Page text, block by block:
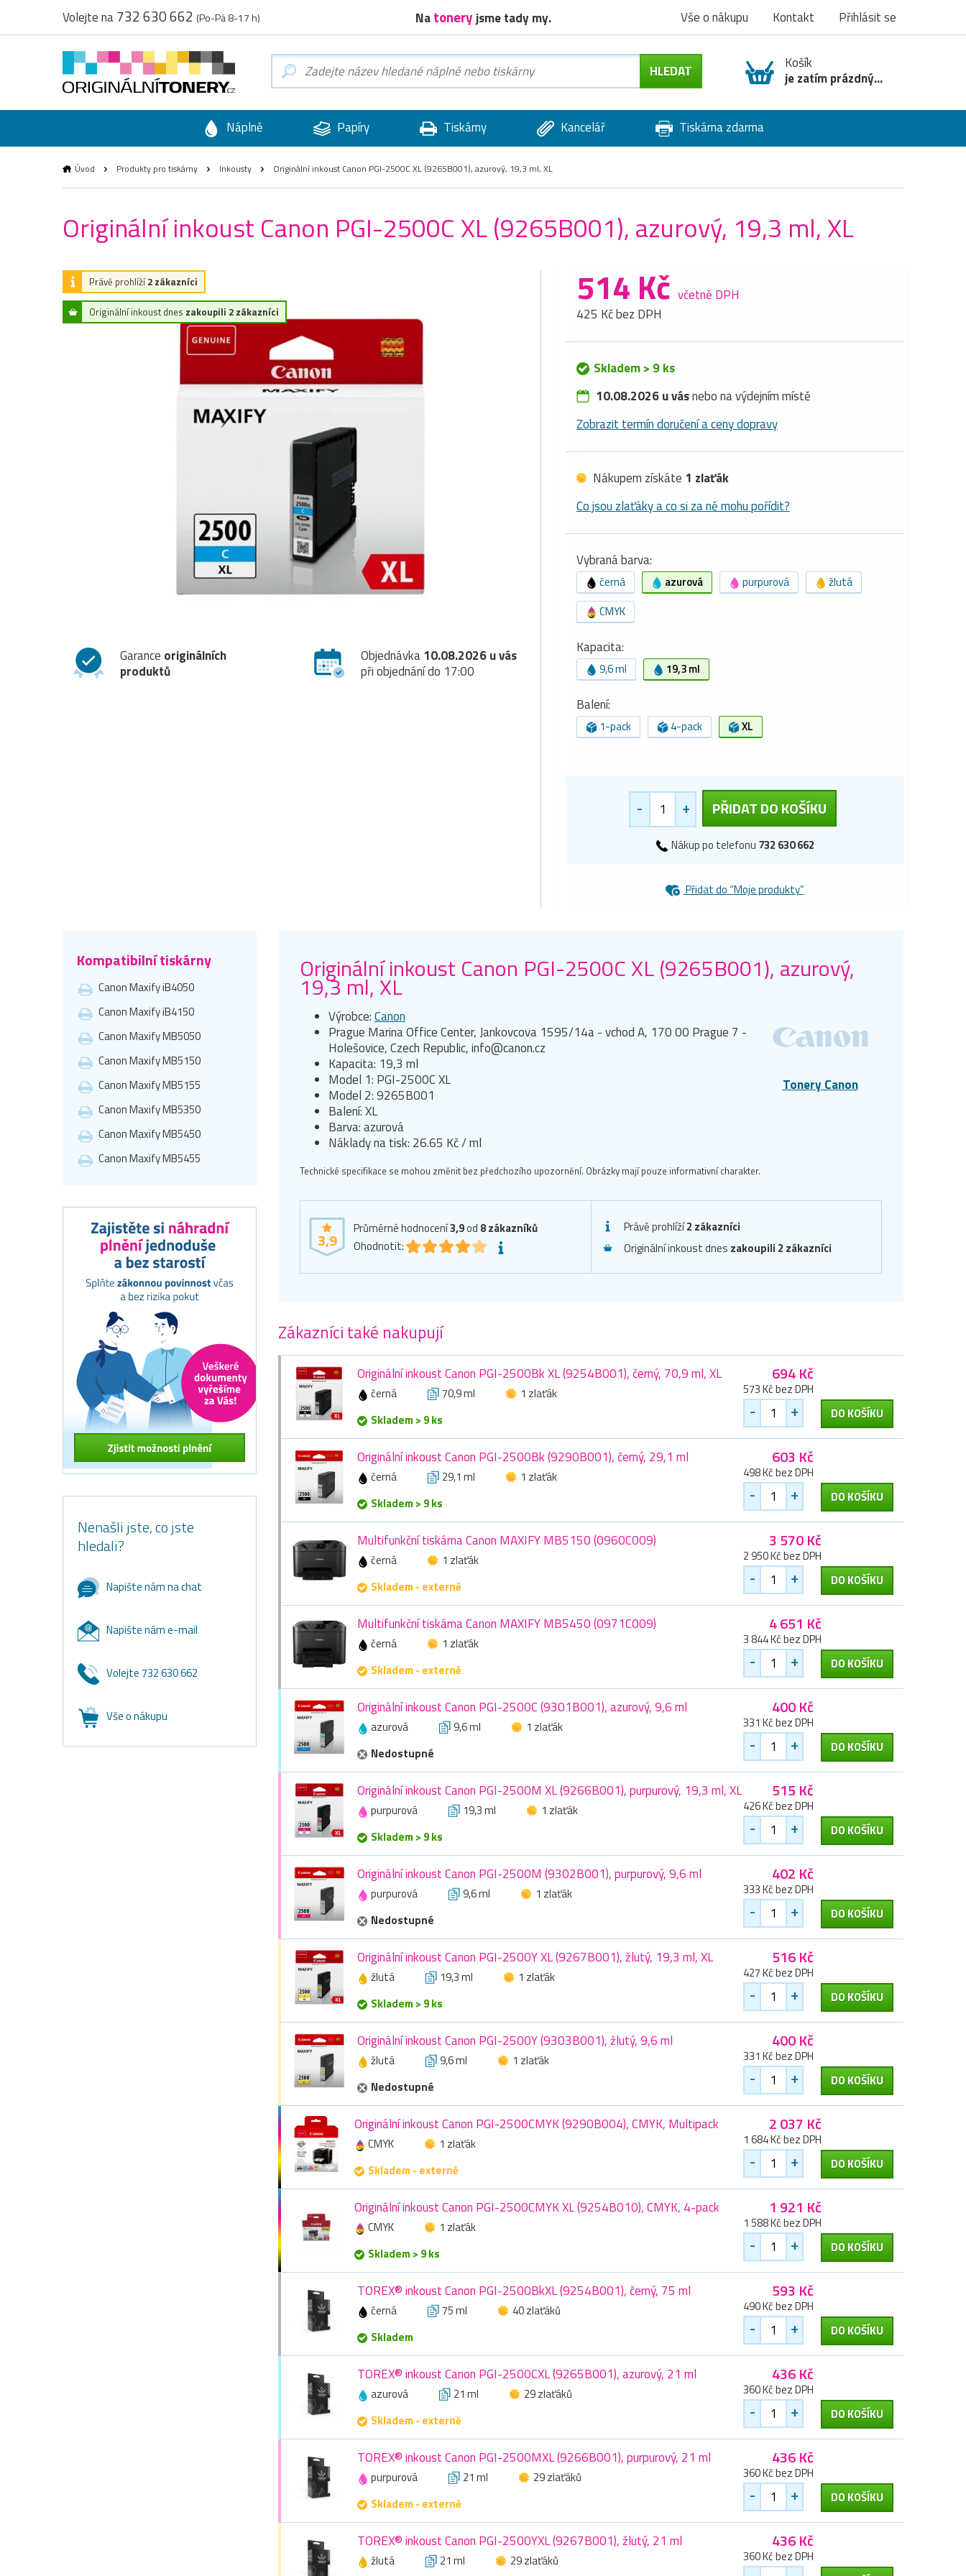
Volejte na732 630 662 (Po-Pá 8-17 h) Natoneryjsme tady my. Vše o nákupu Kontakt Přihlásit se
Košík
je zatím prázdný...
Náplně Papíry Tiskárny Kancelář Tiskárna zdarma
Úvod Produkty pro tiskárny Inkousty Originální inkoust Canon PGI-2500C XL (9265B001), azurový, 19,3 ml, XL
Originální inkoust Canon PGI-2500C XL (9265B001), azurový, 19,3 ml, XL
Právě prohlíží2 zákazníci
Originální inkoust dnes zakoupili 2 zákazníci
Garance originálních
produktů
Objednávka10.08.2026 u vás
při objednání do 17:00
514 Kč včetně DPH
425 Kč bez DPH
Skladem > 9 ks
10.08.2026 u vásnebo na výdejním místě
Zobrazit termín doručení a ceny dopravy
Nákupem získáte 1 zlaťák
Co jsou zlaťáky a co si za ně mohu pořídit?
Vybraná barva:
černá azurová purpurová
žlutá
CMYK
Kapacita:
9,6 ml 19,3 ml
Balení:
1-pack 4-pack XL
- + PŘIDAT DO KOŠÍKU
Nákup po telefonu 732 630 662
Přidat do “Moje produkty”
Kompatibilní tiskárny
Canon Maxify iB4050
Canon Maxify iB4150
Canon Maxify MB5050
Canon Maxify MB5150
Canon Maxify MB5155
Canon Maxify MB5350
Canon Maxify MB5450
Canon Maxify MB5455
Nenašli jste, co jste
hledali?
Napište nám na chat
Napište nám e-mail
Volejte 732 630 662
Vše o nákupu
Originální inkoust Canon PGI-2500C XL (9265B001), azurový,
19,3 ml, XL
Tonery Canon
Výrobce:Canon
Prague Marina Office Center, Jankovcova 1595/14a - vchod A, 170 00 Prague 7 -
Holešovice, Czech Republic, info@canon.cz
Kapacita: 19,3 ml
Model 1: PGI-2500C XL
Model 2: 9265B001
Balení: XL
Barva: azurová
Náklady na tisk: 26.65 Kč / ml
Technické specifikace se mohou změnit bez předchozího upozornění. Obrázky mají pouze informativní charakter.
3,9
Průměrné hodnocení3,9od 8zákazníků
Ohodnotit:
Právě prohlíží2 zákazníci
Originální inkoust dnes zakoupili 2 zákazníci
Zákazníci také nakupují
Originální inkoust Canon PGI-2500Bk XL (9254B001), černý, 70,9 ml, XL
černá 70,9 ml
1 zlaťák
Skladem > 9 ks
694 Kč
573 Kč bez DPH
- + DO KOŠÍKU
Originální inkoust Canon PGI-2500Bk (9290B001), černý, 29,1 ml
černá 29,1 ml
1 zlaťák
Skladem > 9 ks
603 Kč
498 Kč bez DPH
- + DO KOŠÍKU
Multifunkční tiskárna Canon MAXIFY MB5150 (0960C009)
černá
1 zlaťák
Skladem - externě
3 570 Kč
2 950 Kč bez DPH
- + DO KOŠÍKU
Multifunkční tiskárna Canon MAXIFY MB5450 (0971C009)
černá
1 zlaťák
Skladem - externě
4 651 Kč
3 844 Kč bez DPH
- + DO KOŠÍKU
Originální inkoust Canon PGI-2500C (9301B001), azurový, 9,6 ml
azurová 9,6 ml
1 zlaťák
Nedostupné
400 Kč
331 Kč bez DPH
- + DO KOŠÍKU
Originální inkoust Canon PGI-2500M XL (9266B001), purpurový, 19,3 ml, XL
purpurová 19,3 ml
1 zlaťák
Skladem > 9 ks
515 Kč
426 Kč bez DPH
- + DO KOŠÍKU
Originální inkoust Canon PGI-2500M (9302B001), purpurový, 9,6 ml
purpurová 9,6 ml
1 zlaťák
Nedostupné
402 Kč
333 Kč bez DPH
- + DO KOŠÍKU
Originální inkoust Canon PGI-2500Y XL (9267B001), žlutý, 19,3 ml, XL
žlutá 19,3 ml
1 zlaťák
Skladem > 9 ks
516 Kč
427 Kč bez DPH
- + DO KOŠÍKU
Originální inkoust Canon PGI-2500Y (9303B001), žlutý, 9,6 ml
žlutá 9,6 ml
1 zlaťák
Nedostupné
400 Kč
331 Kč bez DPH
- + DO KOŠÍKU
Originální inkoust Canon PGI-2500CMYK (9290B004), CMYK, Multipack
CMYK
1 zlaťák
Skladem - externě
2 037 Kč
1 684 Kč bez DPH
- + DO KOŠÍKU
Originální inkoust Canon PGI-2500CMYK XL (9254B010), CMYK, 4-pack
CMYK
1 zlaťák
Skladem > 9 ks
1 921 Kč
1 588 Kč bez DPH
- + DO KOŠÍKU
TOREX® inkoust Canon PGI-2500BkXL (9254B001), černý, 75 ml
černá 75 ml
40 zlaťáků
Skladem
593 Kč
490 Kč bez DPH
- + DO KOŠÍKU
TOREX® inkoust Canon PGI-2500CXL (9265B001), azurový, 21 ml
azurová 21 ml
29 zlaťáků
Skladem - externě
436 Kč
360 Kč bez DPH
- + DO KOŠÍKU
TOREX® inkoust Canon PGI-2500MXL (9266B001), purpurový, 21 ml
purpurová 21 ml
29 zlaťáků
Skladem - externě
436 Kč
360 Kč bez DPH
- + DO KOŠÍKU
TOREX® inkoust Canon PGI-2500YXL (9267B001), žlutý, 21 ml
žlutá 21 ml 29 zlaťáků
436 Kč
360 Kč bez DPH